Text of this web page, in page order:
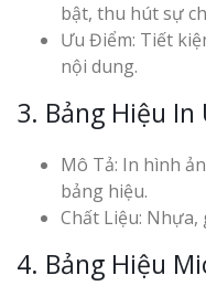
bật, thu hút sự
Ưu Điểm: Tiết
nội dung.
3. Bảng Hiệu In
Mô Tả: In hình
bảng hiệu.
Chất Liệu: Nhựa,
4. Bảng Hiệu